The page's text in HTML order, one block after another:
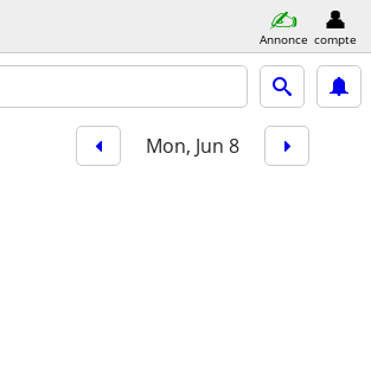
Annonce compte
Mon, Jun 8